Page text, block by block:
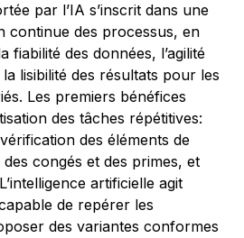
par l’IA s’inscrit dans une
continue des processus, en
fiabilité des données, l’agilité
lisibilité des résultats pour les
Les premiers bénéfices
des tâches répétitives:
des éléments de
congés et des primes, et
artificielle agit
de repérer les
des variantes conformes